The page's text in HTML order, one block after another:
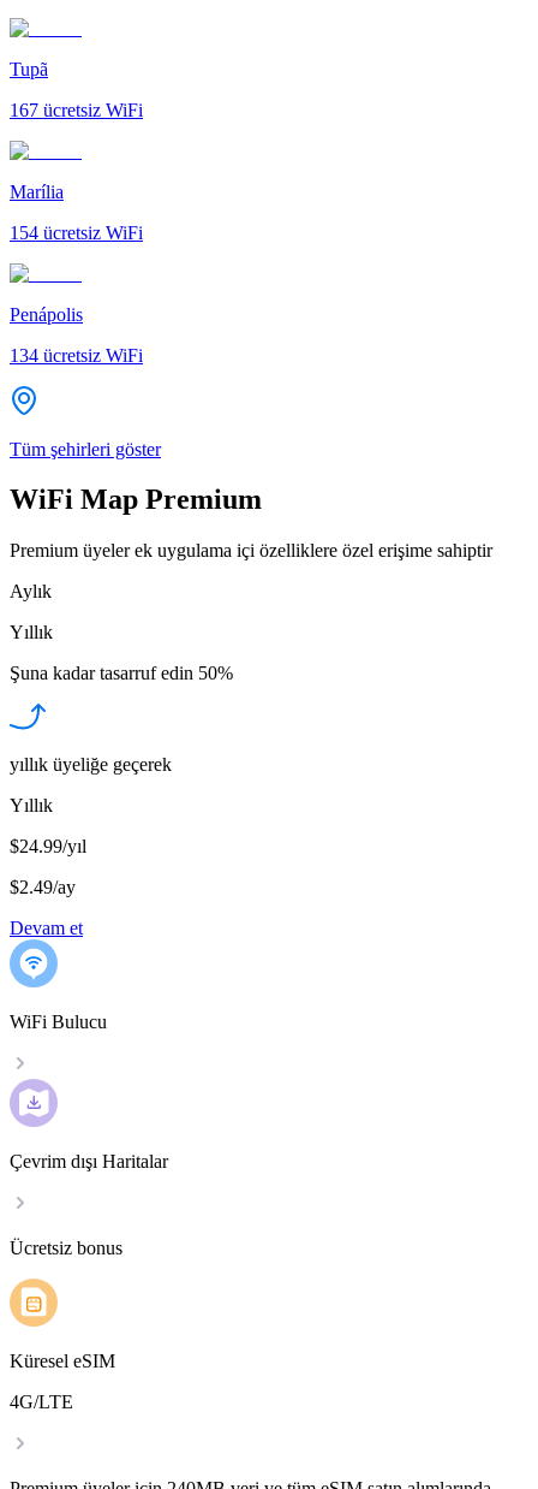
Tupã
167 ücretsiz WiFi
Marília
154 ücretsiz WiFi
Penápolis
134 ücretsiz WiFi
Tüm şehirleri göster
WiFi Map Premium
Premium üyeler ek uygulama içi özelliklere özel erişime sahiptir
Aylık
Yıllık
Şuna kadar tasarruf edin 50%
yıllık üyeliğe geçerek
Yıllık
$24.99/yıl
$2.49/ay
Devam et
WiFi Bulucu
Çevrim dışı Haritalar
Ücretsiz bonus
Küresel eSIM
4G/LTE